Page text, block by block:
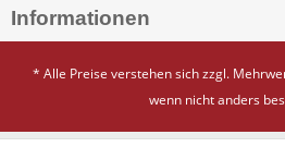
Informationen
* Alle Preise verstehen sich zzgl.
wenn nicht anders